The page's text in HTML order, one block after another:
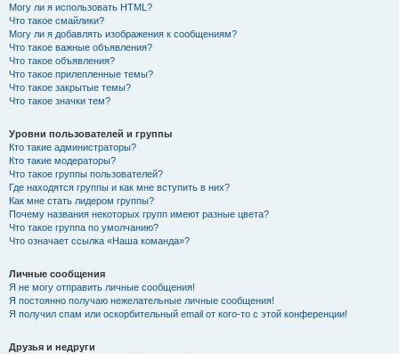
Могу ли я использовать HTML?
Что такое смайлики?
Могу ли я добавлять изображения к сообщениям?
Что такое важные объявления?
Что такое объявления?
Что такое прилепленные темы?
Что такое закрытые темы?
Что такое значки тем?
Уровни пользователей и группы
Кто такие администраторы?
Кто такие модераторы?
Что такое группы пользователей?
Где находятся группы и как мне вступить в них?
Как мне стать лидером группы?
Почему названия некоторых групп имеют разные цвета?
Что такое группа по умолчанию?
Что означает ссылка «Наша команда»?
Личные сообщения
Я не могу отправить личные сообщения!
Я постоянно получаю нежелательные личные сообщения!
Я получил спам или оскорбительный email от кого-то с этой конференции!
Друзья и недруги